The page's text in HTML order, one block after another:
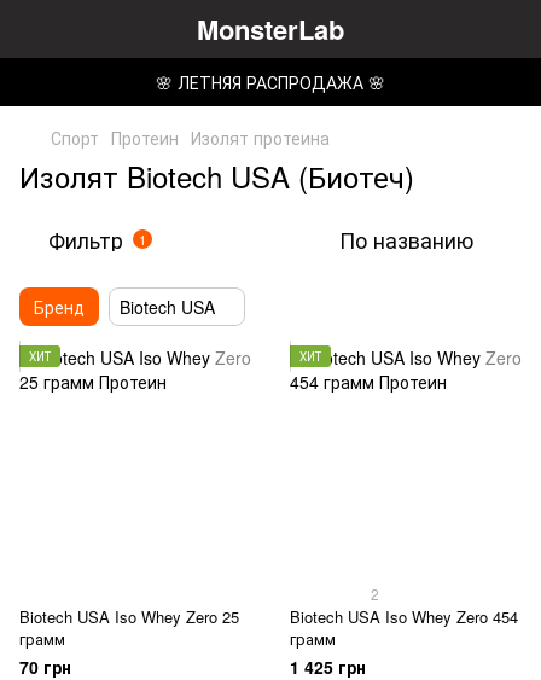
MonsterLab
🌸 ЛЕТНЯЯ РАСПРОДАЖА 🌸
Спорт Протеин Изолят протеина
Изолят Biotech USA (Биотеч)
Фильтр 1 По названию
Бренд Biotech USA
ХИТ
Biotech USA Iso Whey Zero 25
грамм
70 грн
ХИТ
2
Biotech USA Iso Whey Zero 454
грамм
1 425 грн